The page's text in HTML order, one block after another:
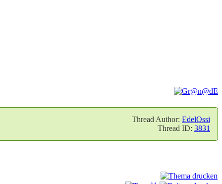
Thread Author: EdelOssi
Thread ID: 3831